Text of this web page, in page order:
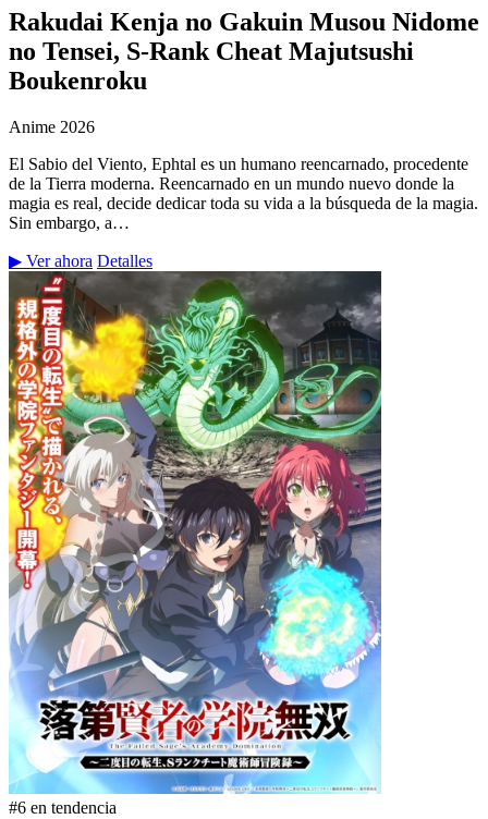
Rakudai Kenja no Gakuin Musou Nidome
no Tensei, S-Rank Cheat Majutsushi
Boukenroku
Anime 2026
El Sabio del Viento, Ephtal es un humano reencarnado, procedente
de la Tierra moderna. Reencarnado en un mundo nuevo donde la
magia es real, decide dedicar toda su vida a la búsqueda de la magia.
Sin embargo, a…
▶ Ver ahora Detalles
#6 en tendencia